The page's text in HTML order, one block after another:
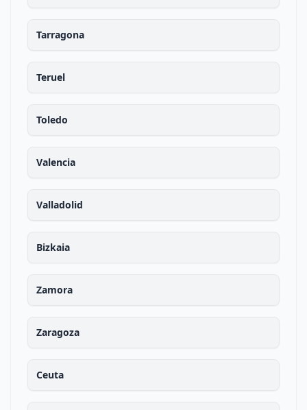
Tarragona
Teruel
Toledo
Valencia
Valladolid
Bizkaia
Zamora
Zaragoza
Ceuta